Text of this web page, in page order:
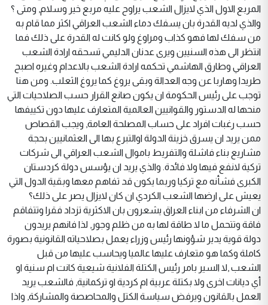
المربع الاول الذي لايزال الشعب يراوح عليه مربع خير وسلام, ومتى ؟
والذي لديه القدرة بان يسفك دماء الشعب العراقي اكثر مما قام به
من سفك لها فهو كذاب ومراوغ ولو كانت له القدرة على ذلك فما
انتظر الى هذه السنيين ويرى عدنان الدليمي تسحقه ارادة الشعب
العراقي وطارق الهاشمي تحكمه ارادة الشعب بالاعدام وغيره اصبح
طريدا وهاربا عن وجه العدالة وبقى يروغ كما يروغ الثعلب. ومن هنا
توجب على رئيس الحكومة ان يكون صانع القرار حسب الصلاحيات التي
منحها له الدستور والقوانيين العالمية المتعارف عليها دون تكييفها
حسب رغبات افراد على حساب المصلحة العامة, ويجب القصاص
ممن يريد ان يسرق خزينة الدولة اوالتبرع بها الى العثمانيين بحجة
مشاريع بناء فاشلة والتفريط باموال الشعب العراقي الى شركات
تركية لانفع فيها ولا فائدة. والذي يريد ان يؤسس دولة كردستان
الكبرى فشأنه مع تركيا وربما يكون قد تفاهم معها وبقية الدول التي
يعيش على ارضها الشعب الكردي ان كان لايزال يصر على ذلك؟
ان الشرفاء من ابناء العراق يشعرون بان الاكثرية تزداد فقرا وتتفاقم
فاقة وتتحمل ما لا طاقة لها به من ظلم وجور, لذا فانهم يريدون
دولة قوية يدير شؤونها رئيس وزراء يعمل بصلاحياته القانونية بصورة
كاملة وكما هو متعارف عليها عالميا ويحاسب عليها من قبل
الشعب ,لا السير بامر رئيس الكتلة الفلانية شيعية كانت ام سنية او
أي ديانات اخرى ولا بكتلة عربية ام كردية او تركمانية, فالشعب يريد
العمل بالقانون ويرفض سياسة الكتل والمحاصصة والمشاركة, واذا